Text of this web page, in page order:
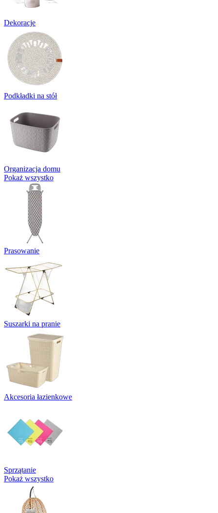
Dekoracje
Podkładki na stół
Organizacja domu
Pokaż wszystko
Prasowanie
Suszarki na pranie
Akcesoria łazienkowe
Sprzątanie
Pokaż wszystko